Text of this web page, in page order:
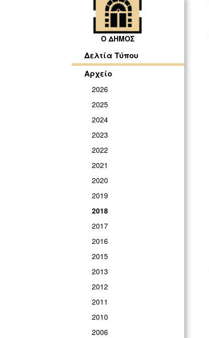
Ο ΔΗΜΟΣ
Δελτία Τύπου
Αρχείο
2026
2025
2024
2023
2022
2021
2020
2019
2018
2017
2016
2015
2013
2012
2011
2010
2006